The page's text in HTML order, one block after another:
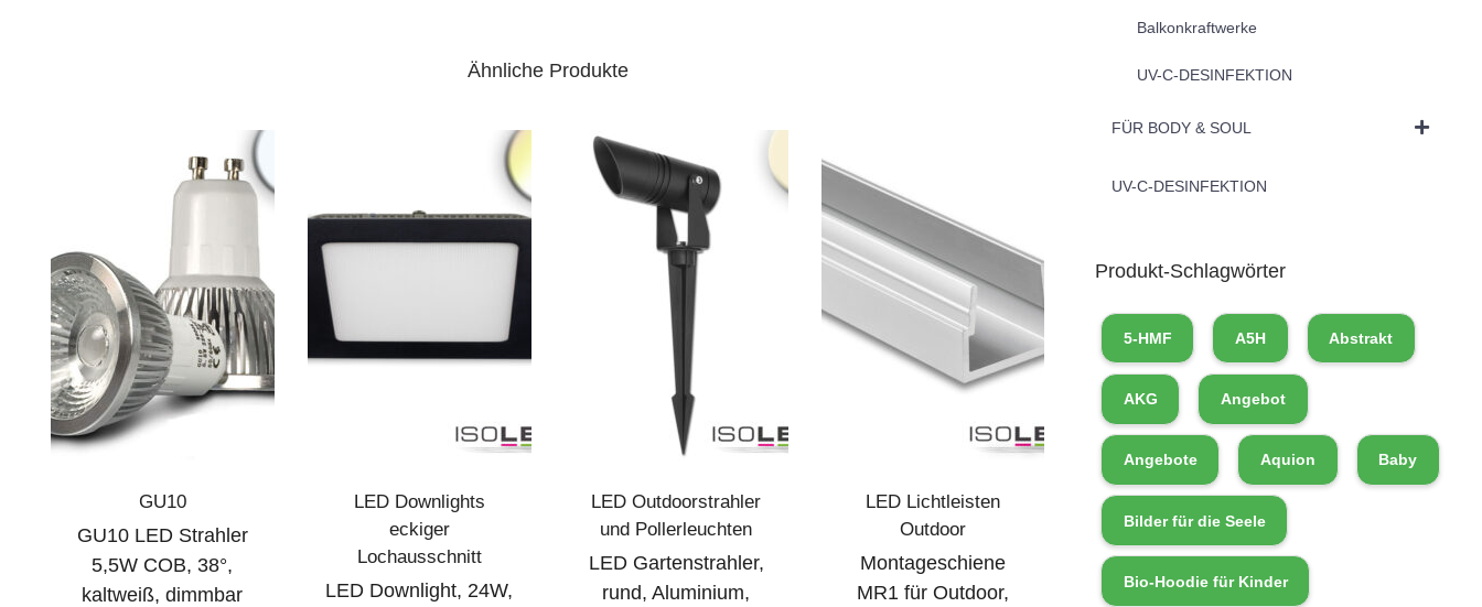
Ähnliche Produkte
GU10
GU10 LED Strahler
5,5W COB, 38°,
kaltweiß, dimmbar
LED Downlights
eckiger
Lochausschnitt
LED Downlight, 24W,
LED Outdoorstrahler
und Pollerleuchten
LED Gartenstrahler,
rund, Aluminium,
LED Lichtleisten
Outdoor
Montageschiene
MR1 für Outdoor,
Balkonkraftwerke
UV-C-DESINFEKTION
FÜR BODY & SOUL
UV-C-DESINFEKTION
Produkt-Schlagwörter
5-HMF A5H Abstrakt
AKG Angebot
Angebote Aquion Baby
Bilder für die Seele
Bio-Hoodie für Kinder